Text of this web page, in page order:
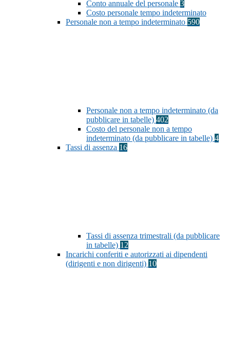
Conto annuale del personale 3
Costo personale tempo indeterminato
Personale non a tempo indeterminato 590
Personale non a tempo indeterminato (da
pubblicare in tabelle) 402
Costo del personale non a tempo
indeterminato (da pubblicare in tabelle) 4
Tassi di assenza 16
Tassi di assenza trimestrali (da pubblicare
in tabelle) 12
Incarichi conferiti e autorizzati ai dipendenti
(dirigenti e non dirigenti) 10